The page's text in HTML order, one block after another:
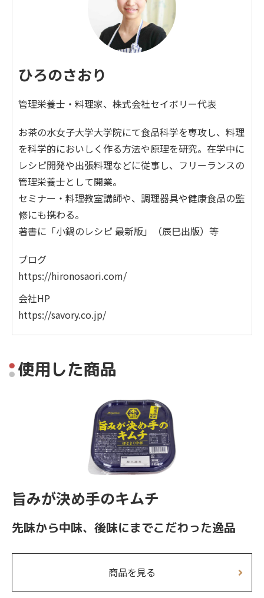
ひろのさおり
管理栄養士・料理家、株式会社セイボリー代表
お茶の水女子大学大学院にて食品科学を専攻し、料理
を科学的においしく作る方法や原理を研究。在学中に
レシピ開発や出張料理などに従事し、フリーランスの
管理栄養士として開業。
セミナー・料理教室講師や、調理器具や健康食品の監
修にも携わる。
著書に「小鍋のレシピ 最新版」（辰巳出版）等
ブログ
https://hironosaori.com/
会社HP
https://savory.co.jp/
使⽤した商品
旨みが決め手のキムチ
先味から中味、後味にまでこだわった逸品
商品を見る